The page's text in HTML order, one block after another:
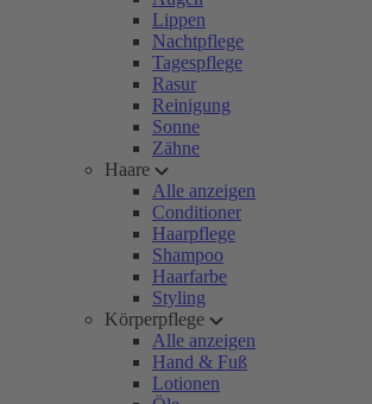
Lippen
Nachtpflege
Tagespflege
Rasur
Reinigung
Sonne
Zähne
Haare
Alle anzeigen
Conditioner
Haarpflege
Shampoo
Haarfarbe
Styling
Körperpflege
Alle anzeigen
Hand & Fuß
Lotionen